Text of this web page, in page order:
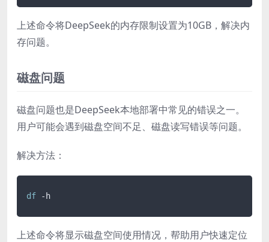
上述命令将DeepSeek的内存限制设置为10GB，解决内
存问题。
磁盘问题
磁盘问题也是DeepSeek本地部署中常见的错误之一。
用户可能会遇到磁盘空间不足、磁盘读写错误等问题。
解决方法：
df
上述命令将显示磁盘空间使用情况，帮助用户快速定位